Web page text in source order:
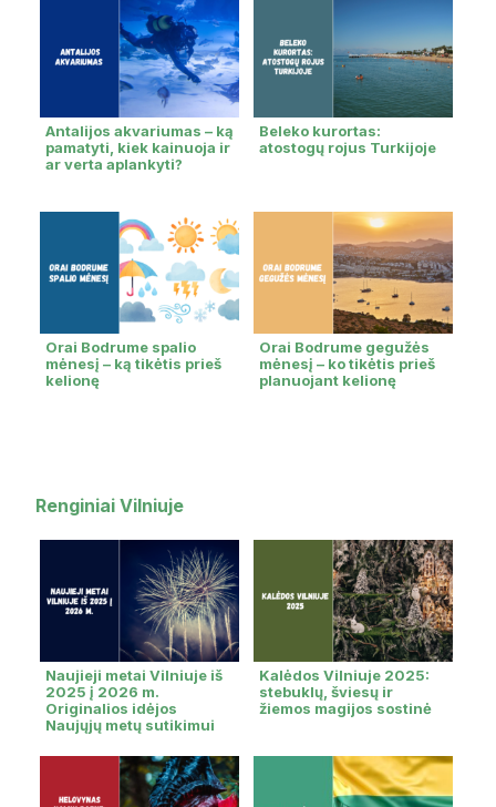
Antalijos akvariumas – ką
pamatyti, kiek kainuoja ir
ar verta aplankyti?
Beleko kurortas:
atostogų rojus Turkijoje
Orai Bodrume spalio
mėnesį – ką tikėtis prieš
kelionę
Orai Bodrume gegužės
mėnesį – ko tikėtis prieš
planuojant kelionę
Renginiai Vilniuje
Naujieji metai Vilniuje iš
2025 į 2026 m.
Originalios idėjos
Naujųjų metų sutikimui
Kalėdos Vilniuje 2025:
stebuklų, šviesų ir
žiemos magijos sostinė